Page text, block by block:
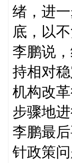
绪，进
底，以
李鹏说
持相对
机构改
步骤地进
李鹏最
针政策